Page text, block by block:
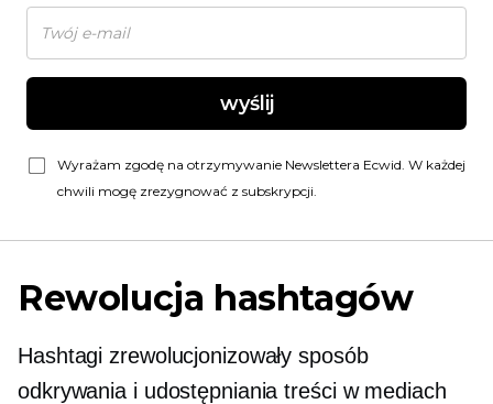
wyślij
Wyrażam zgodę na otrzymywanie Newslettera Ecwid. W każdej
chwili mogę zrezygnować z subskrypcji.
Rewolucja hashtagów
Hashtagi zrewolucjonizowały sposób
odkrywania i udostępniania treści w mediach